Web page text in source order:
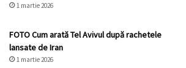
1 martie 2026
FOTO Cum arată Tel Avivul după rachetele
lansate de Iran
1 martie 2026